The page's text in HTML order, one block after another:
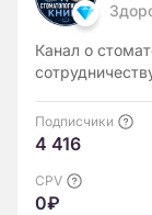
Канал о
Подписчики
4 416
CPV
0₽